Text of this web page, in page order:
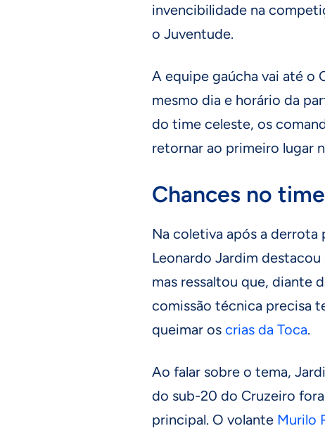
invencibilidade na
o Juventude.
A equipe gaúcha vai até o
mesmo dia e horário da
do time celeste, os
retornar ao primeiro lugar
Chances no
Na coletiva após a
Leonardo Jardim
mas ressaltou que, diante
comissão técnica precisa
queimar os crias da Toca.
Ao falar sobre o tema,
do sub-20 do Cruzeiro
principal. O volante Murilo